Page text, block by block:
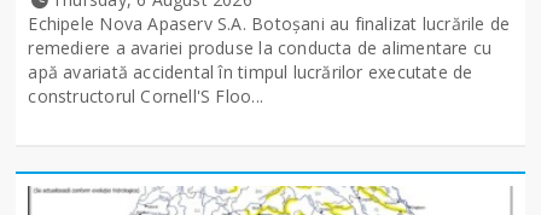
Echipele Nova Apaserv S.A. Botoșani au finalizat lucrările de
remediere a avariei produse la conducta de alimentare cu
apă avariată accidental în timpul lucrărilor executate de
constructorul Cornell'S Floo...